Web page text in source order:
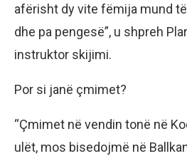
afërisht dy vite fëmija mund
dhe pa pengesë”, u shpreh
instruktor skijimi.
Por si janë çmimet?
“Çmimet në vendin tonë në
ulët, mos bisedojmë në